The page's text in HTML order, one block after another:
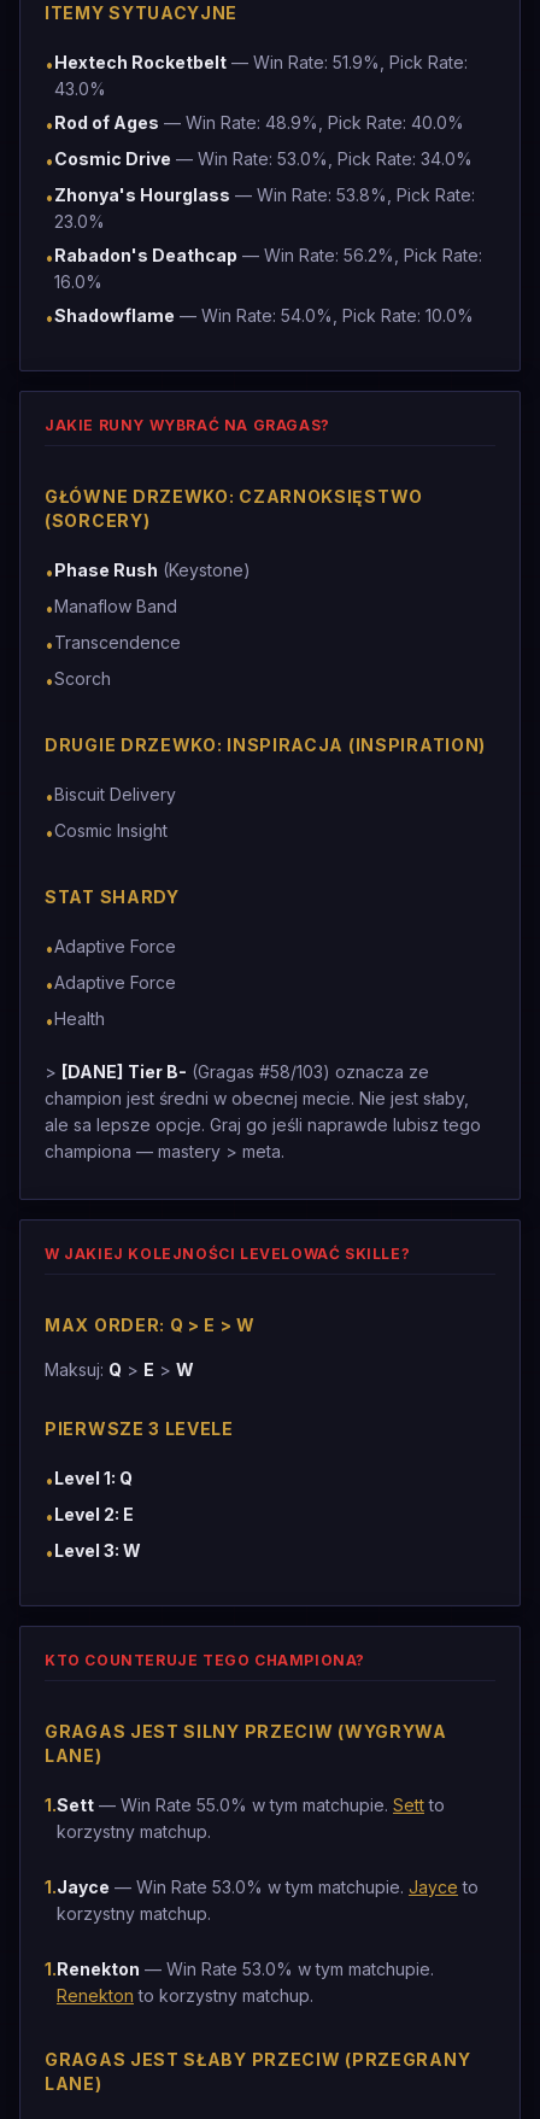
ITEMY SYTUACYJNE
•Hextech Rocketbelt — Win Rate: 51.9%, Pick Rate:
43.0%
•Rod of Ages — Win Rate: 48.9%, Pick Rate: 40.0%
•Cosmic Drive — Win Rate: 53.0%, Pick Rate: 34.0%
•Zhonya's Hourglass — Win Rate: 53.8%, Pick Rate:
23.0%
•Rabadon's Deathcap — Win Rate: 56.2%, Pick Rate:
16.0%
•Shadowflame — Win Rate: 54.0%, Pick Rate: 10.0%
JAKIE RUNY WYBRAĆ NA GRAGAS?
GŁÓWNE DRZEWKO: CZARNOKSIĘSTWO
(SORCERY)
•Phase Rush (Keystone)
•Manaflow Band
•Transcendence
•Scorch
DRUGIE DRZEWKO: INSPIRACJA (INSPIRATION)
•Biscuit Delivery
•Cosmic Insight
STAT SHARDY
•Adaptive Force
•Adaptive Force
•Health
> [DANE] Tier B- (Gragas #58/103) oznacza ze
champion jest średni w obecnej mecie. Nie jest słaby,
ale sa lepsze opcje. Graj go jeśli naprawde lubisz tego
championa — mastery > meta.
W JAKIEJ KOLEJNOŚCI LEVELOWAĆ SKILLE?
MAX ORDER: Q > E > W
Maksuj: Q > E > W
PIERWSZE 3 LEVELE
•Level 1: Q
•Level 2: E
•Level 3: W
KTO COUNTERUJE TEGO CHAMPIONA?
GRAGAS JEST SILNY PRZECIW (WYGRYWA
LANE)
1.Sett — Win Rate 55.0% w tym matchupie. Settto
korzystny matchup.
1.Jayce — Win Rate 53.0% w tym matchupie. Jayce to
korzystny matchup.
1.Renekton — Win Rate 53.0% w tym matchupie.
Renekton to korzystny matchup.
GRAGAS JEST SŁABY PRZECIW (PRZEGRANY
LANE)